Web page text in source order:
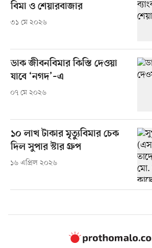
বিমা ও শেয়ারবাজার
৩১ মে ২০২৬
ডাক জীবনবিমার কিস্তি দেওয়া
যাবে ‘নগদ’–এ
০৭ মে ২০২৬
১০ লাখ টাকার মৃত্যুবিমার চেক
দিল সুপার স্টার গ্রুপ
১৬ এপ্রিল ২০২৬